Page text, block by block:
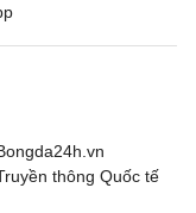
thông Quốc tế